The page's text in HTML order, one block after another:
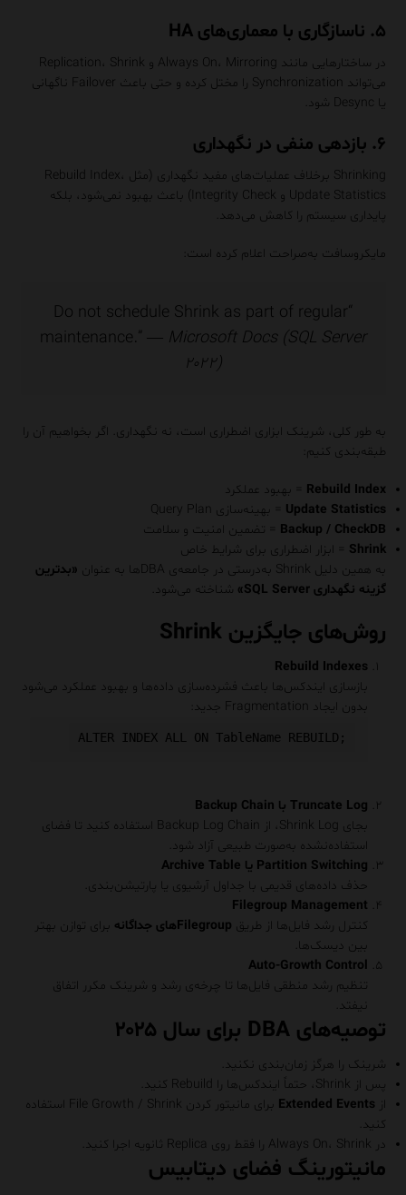
۵. ناسازگاری با معماری‌های HA
در ساختارهایی مانند Always On، Mirroring و Replication، Shrink
می‌تواند Synchronization را مختل کرده و حتی باعث Failover ناگهانی
یا Desync شود.
۶. بازدهی منفی در نگهداری
Shrinking برخلاف عملیات‌های مفید نگهداری (مثل Rebuild Index،
Update Statistics و Integrity Check) باعث بهبود نمی‌شود، بلکه
پایداری سیستم را کاهش می‌دهد.
مایکروسافت به‌صراحت اعلام کرده است:
“Do not schedule Shrink as part of regular
maintenance.” — Microsoft Docs (SQL Server
۲۰۲۲)
به طور کلی، شرینک ابزاری اضطراری است، نه نگهداری. اگر بخواهیم آن را
طبقه‌بندی کنیم:
Rebuild Index = بهبود عملکرد
Update Statistics = بهینه‌سازی Query Plan
Backup / CheckDB = تضمین امنیت و سلامت
Shrink = ابزار اضطراری برای شرایط خاص
به همین دلیل Shrink به‌درستی در جامعه‌ی DBAها به عنوان
«بدترین
گزینه نگهداری SQL Server»
شناخته می‌شود.
روش‌های جایگزین Shrink
Rebuild Indexes
بازسازی ایندکس‌ها باعث فشرده‌سازی داده‌ها و بهبود عملکرد می‌شود
بدون ایجاد Fragmentation جدید:
Truncate Log با Backup Chain
بجای Shrink Log، از Backup Log Chain استفاده کنید تا فضای
استفاده‌نشده به‌صورت طبیعی آزاد شود.
Partition Switching یا Archive Table
حذف داده‌های قدیمی با جداول آرشیوی یا پارتیشن‌بندی.
Filegroup Management
کنترل رشد فایل‌ها از طریق Filegroupهای جداگانه برای توازن بهتر
بین دیسک‌ها.
Auto-Growth Control
تنظیم رشد منطقی فایل‌ها تا چرخه‌ی رشد و شرینک مکرر اتفاق
نیفتد.
توصیه‌های DBA برای سال ۲۰۲۵
شرینک را هرگز زمان‌بندی نکنید.
پس از Shrink، حتماً ایندکس‌ها را Rebuild کنید.
از Extended Events
برای مانیتور کردن File Growth / Shrink استفاده
کنید.
در Always On، Shrink را فقط روی Replica ثانویه اجرا کنید.
مانیتورینگ فضای دیتابیس